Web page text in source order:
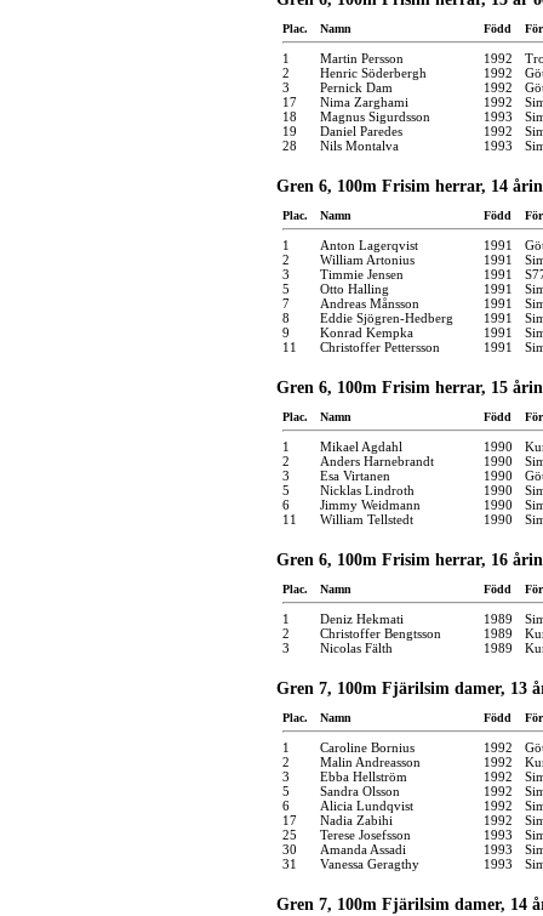
Plac. Namn Född
1 Martin Persson 1992
2
Henric Söderbergh 1992
3
Pernick Dam 1992
17
Nima Zarghami 1992
18
Magnus Sigurdsson 1993
19
Daniel Paredes 1992
28
Nils Montalva 1993
Gren 6, 100m Frisim herrar, 14
Plac. Namn Född
1 Anton Lagerqvist 1991
2
William Artonius 1991
3
Timmie Jensen 1991
5
Otto Halling 1991
7
Andreas Månsson 1991
8
Eddie Sjögren-Hedberg 1991
9
Konrad Kempka 1991
11
Christoffer Pettersson 1991
Gren 6, 100m Frisim herrar, 15
Plac. Namn Född
1 Mikael Agdahl 1990
2
Anders Harnebrandt 1990
3
Esa Virtanen 1990
5
Nicklas Lindroth 1990
6
Jimmy Weidmann 1990
11
William Tellstedt 1990
Gren 6, 100m Frisim herrar, 16
Plac. Namn Född
1 Deniz Hekmati 1989
2
Christoffer Bengtsson 1989
3
Nicolas Fälth 1989
Gren 7, 100m Fjärilsim damer, 13
Plac. Namn Född
1 Caroline Bornius 1992
2
Malin Andreasson 1992
3
Ebba Hellström 1992
5
Sandra Olsson 1992
6
Alicia Lundqvist 1992
17
Nadia Zabihi 1992
25
Terese Josefsson 1993
30
Amanda Assadi 1993
31
Vanessa Geragthy 1993
Gren 7, 100m Fjärilsim damer, 14